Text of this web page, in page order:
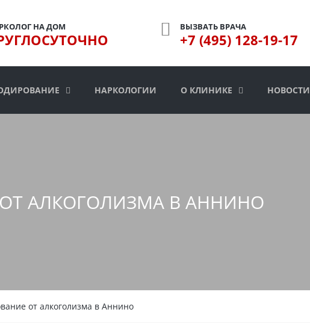
НА ДОМ ВЫЗВАТЬ ВРАЧА
+7 (495) 128-19-17
НАРКОЛОГИИ О КЛИНИКЕ НОВОСТИ
АЛКОГОЛИЗМА В АННИНО
от алкоголизма в Аннино